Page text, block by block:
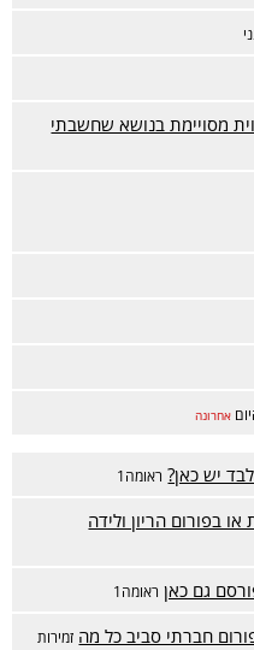
מסויימת בנושא שחשבתי
אחרונה
יש כאן? ראומה1
בפורום הריון ולידה
גם כאן ראומה1
חברתי סביב כל מה זמירות